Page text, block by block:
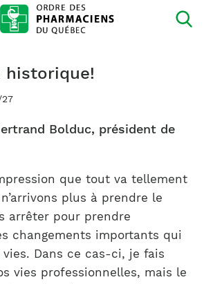
historique!
Bolduc, président de
que tout va tellement
plus à prendre le
arrêter pour prendre
changements importants qui
Dans ce cas-ci, je fais
vies professionnelles, mais le